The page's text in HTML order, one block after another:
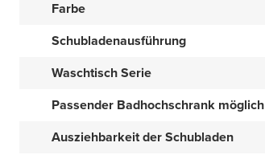
Farbe
Schubladenausführung
Waschtisch Serie
Passender Badhochschrank möglich
Ausziehbarkeit der Schubladen